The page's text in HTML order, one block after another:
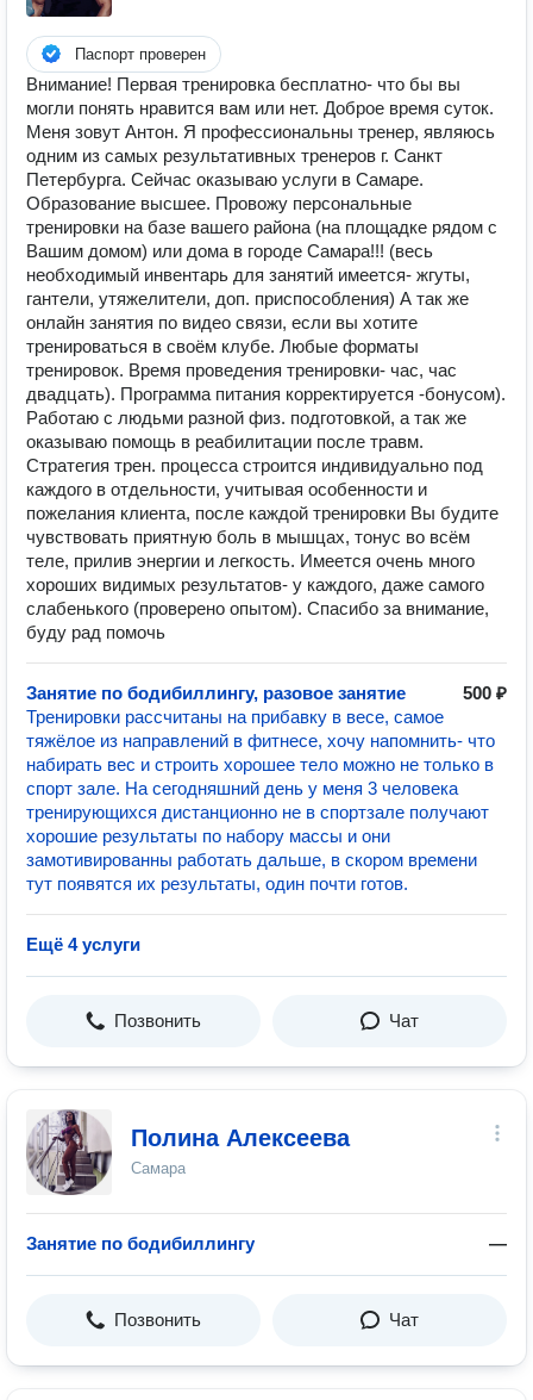
Паспорт проверен
Внимание! Первая тренировка бесплатно- что бы вы
могли понять нравится вам или нет. Доброе время суток.
Меня зовут Антон. Я профессиональны тренер, являюсь
одним из самых результативных тренеров г. Санкт
Петербурга. Сейчас оказываю услуги в Самаре.
Образование высшее. Провожу персональные
тренировки на базе вашего района (на площадке рядом с
Вашим домом) или дома в городе Самара!!! (весь
необходимый инвентарь для занятий имеется- жгуты,
гантели, утяжелители, доп. приспособления) А так же
онлайн занятия по видео связи, если вы хотите
тренироваться в своём клубе. Любые форматы
тренировок. Время проведения тренировки- час, час
двадцать). Программа питания корректируется -бонусом).
Работаю с людьми разной физ. подготовкой, а так же
оказываю помощь в реабилитации после травм.
Стратегия трен. процесса строится индивидуально под
каждого в отдельности, учитывая особенности и
пожелания клиента, после каждой тренировки Вы будите
чувствовать приятную боль в мышцах, тонус во всём
теле, прилив энергии и легкость. Имеется очень много
хороших видимых результатов- у каждого, даже самого
слабенького (проверено опытом). Спасибо за внимание,
буду рад помочь
Занятие по бодибиллингу, разовое занятие
500 ₽
Тренировки рассчитаны на прибавку в весе, самое
тяжёлое из направлений в фитнесе, хочу напомнить- что
набирать вес и строить хорошее тело можно не только в
спорт зале. На сегодняшний день у меня 3 человека
тренирующихся дистанционно не в спортзале получают
хорошие результаты по набору массы и они
замотивированны работать дальше, в скором времени
тут появятся их результаты, один почти готов.
Ещё 4 услуги
Позвонить Чат
Полина Алексеева
Самара
Занятие по бодибиллингу —
Позвонить Чат